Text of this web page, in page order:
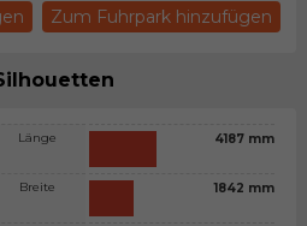
Zum Fuhrpark hinzufügen
Länge
Breite
4187 mm
1842 mm